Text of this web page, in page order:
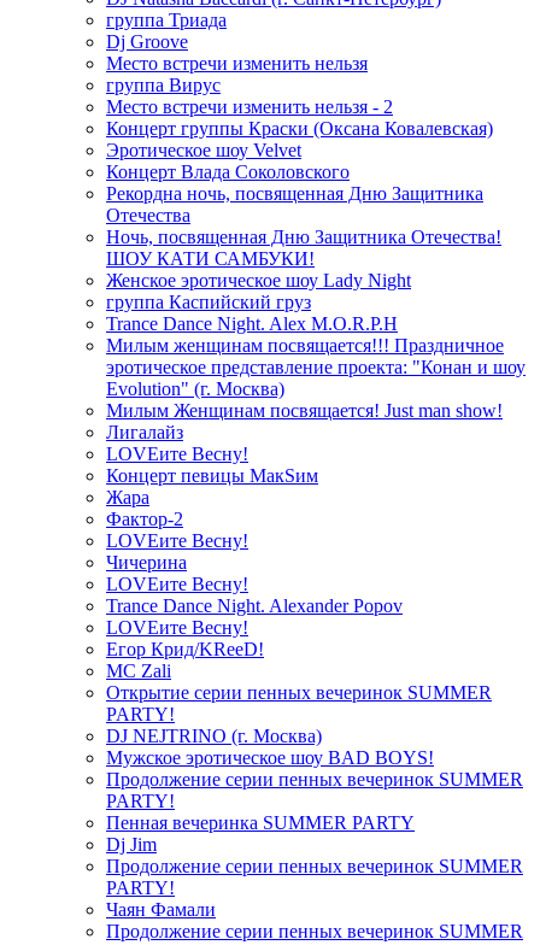
группа Триада
Dj Groove
Место встречи изменить нельзя
группа Вирус
Место встречи изменить нельзя - 2
Концерт группы Краски (Оксана Ковалевская)
Эротическое шоу Velvet
Концерт Влада Соколовского
Рекордна ночь, посвященная Дню Защитника
Отечества
Ночь, посвященная Дню Защитника Отечества!
ШОУ КАТИ САМБУКИ!
Женское эротическое шоу Lady Night
группа Каспийский груз
Trance Dance Night. Alex M.O.R.P.H
Милым женщинам посвящается!!! Праздничное
эротическое представление проекта: "Конан и шоу
Evolution" (г. Москва)
Милым Женщинам посвящается! Just man show!
Лигалайз
LOVEите Весну!
Концерт певицы МакSим
Жара
Фактор-2
LOVEите Весну!
Чичерина
LOVEите Весну!
Trance Dance Night. Alexander Popov
LOVEите Весну!
Егор Крид/KReeD!
MC Zali
Открытие серии пенных вечеринок SUMMER
PARTY!
DJ NEJTRINO (г. Москва)
Мужское эротическое шоу BAD BOYS!
Продолжение серии пенных вечеринок SUMMER
PARTY!
Пенная вечеринка SUMMER PARTY
Dj Jim
Продолжение серии пенных вечеринок SUMMER
PARTY!
Чаян Фамали
Продолжение серии пенных вечеринок SUMMER